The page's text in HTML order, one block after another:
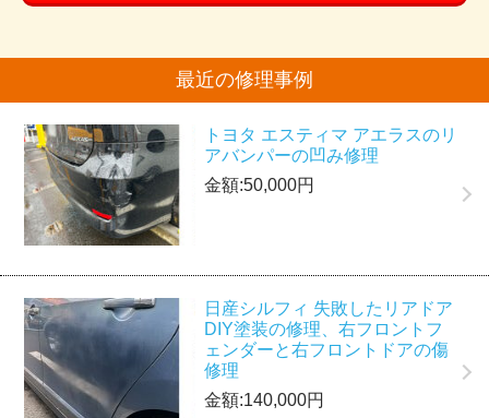
最近の修理事例
トヨタ エスティマ アエラスのリ
アバンパーの凹み修理
金額:50,000円
日産シルフィ 失敗したリアドア
DIY塗装の修理、右フロントフ
ェンダーと右フロントドアの傷
修理
金額:140,000円